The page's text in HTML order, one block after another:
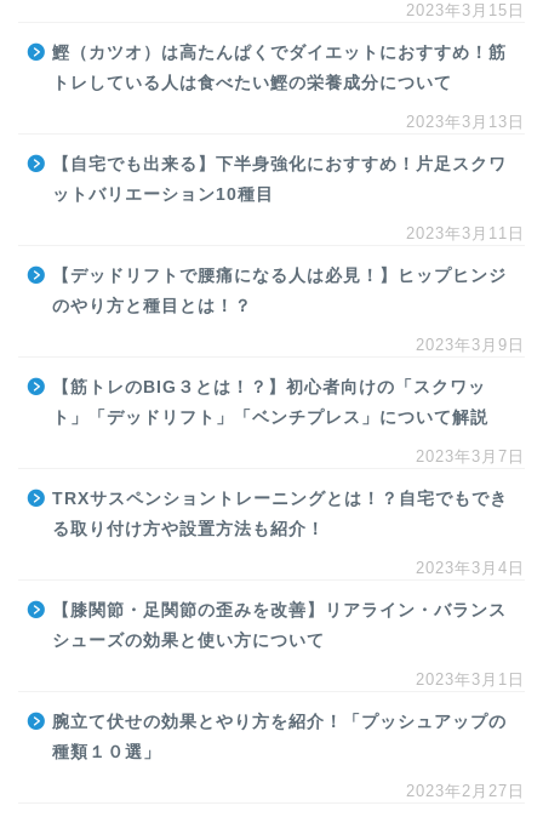
2023年3月15日
鰹（カツオ）は高たんぱくでダイエットにおすすめ！筋
トレしている人は食べたい鰹の栄養成分について
2023年3月13日
【自宅でも出来る】下半身強化におすすめ！片足スクワ
ットバリエーション10種目
2023年3月11日
【デッドリフトで腰痛になる人は必見！】ヒップヒンジ
のやり方と種目とは！？
2023年3月9日
【筋トレのBIG３とは！？】初心者向けの「スクワッ
ト」「デッドリフト」「ベンチプレス」について解説
2023年3月7日
TRXサスペンショントレーニングとは！？自宅でもでき
る取り付け方や設置方法も紹介！
2023年3月4日
【膝関節・足関節の歪みを改善】リアライン・バランス
シューズの効果と使い方について
2023年3月1日
腕立て伏せの効果とやり方を紹介！「プッシュアップの
種類１０選」
2023年2月27日